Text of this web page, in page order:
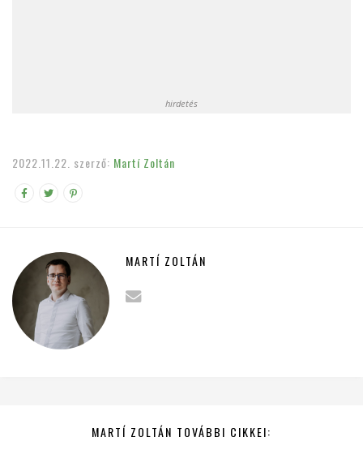
hirdetés
2022.11.22. szerző: Martí Zoltán
MARTÍ ZOLTÁN
MARTÍ ZOLTÁN TOVÁBBI CIKKEI: